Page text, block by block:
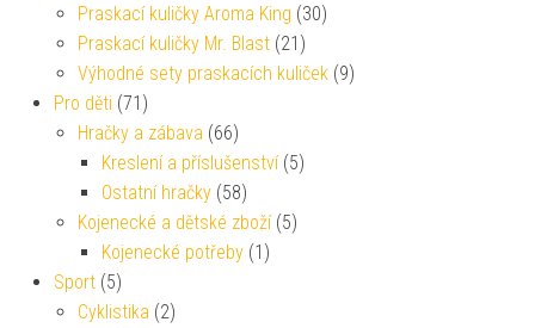
Praskací kuličky Aroma King (30)
Praskací kuličky Mr. Blast (21)
Výhodné sety praskacích kuliček (9)
Pro děti (71)
Hračky a zábava (66)
Kreslení a příslušenství (5)
Ostatní hračky (58)
Kojenecké a dětské zboží (5)
Kojenecké potřeby (1)
Sport (5)
Cyklistika (2)